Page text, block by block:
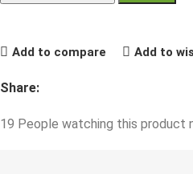
Add to compare Add to
Share:
19 People watching this product